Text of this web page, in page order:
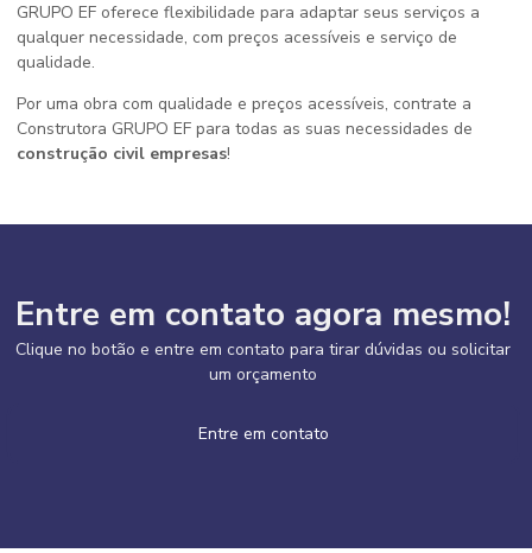
GRUPO EF oferece flexibilidade para adaptar seus serviços a
qualquer necessidade, com preços acessíveis e serviço de
qualidade.
Por uma obra com qualidade e preços acessíveis, contrate a
Construtora GRUPO EF para todas as suas necessidades de
construção civil empresas!
Entre em contato agora mesmo!
Clique no botão e entre em contato para tirar dúvidas ou solicitar
um orçamento
Entre em contato